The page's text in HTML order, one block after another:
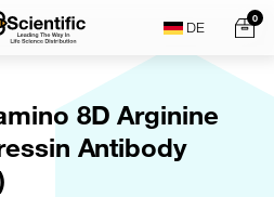
0
8D Arginine
Antibody